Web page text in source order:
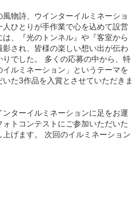
物詩、ウインターイルミネーショ
ひとりが手作業で心を込めて設営
は、『光のトンネル』や『客室から
され、皆様の楽しい想い出が伝わ
りでした。 多くの応募の中から、特
ルミネーション」というテーマを
た3作品を入賞とさせていただきま
ターイルミネーションに足をお運
トコンテストにご参加いただいた
げます。 次回のイルミネーション